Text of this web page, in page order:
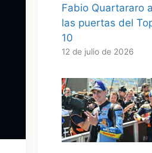
Fabio Quartararo a
las puertas del
10
12 de julio de 2026